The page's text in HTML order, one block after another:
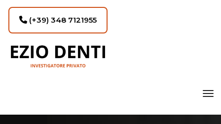
(+39) 348 7121955